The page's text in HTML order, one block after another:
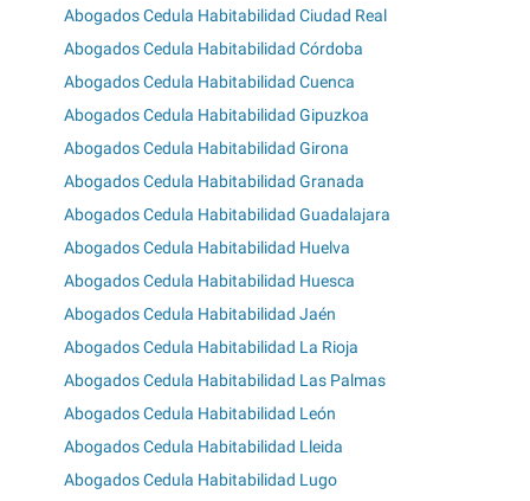
Abogados Cedula Habitabilidad Ciudad Real
Abogados Cedula Habitabilidad Córdoba
Abogados Cedula Habitabilidad Cuenca
Abogados Cedula Habitabilidad Gipuzkoa
Abogados Cedula Habitabilidad Girona
Abogados Cedula Habitabilidad Granada
Abogados Cedula Habitabilidad Guadalajara
Abogados Cedula Habitabilidad Huelva
Abogados Cedula Habitabilidad Huesca
Abogados Cedula Habitabilidad Jaén
Abogados Cedula Habitabilidad La Rioja
Abogados Cedula Habitabilidad Las Palmas
Abogados Cedula Habitabilidad León
Abogados Cedula Habitabilidad Lleida
Abogados Cedula Habitabilidad Lugo